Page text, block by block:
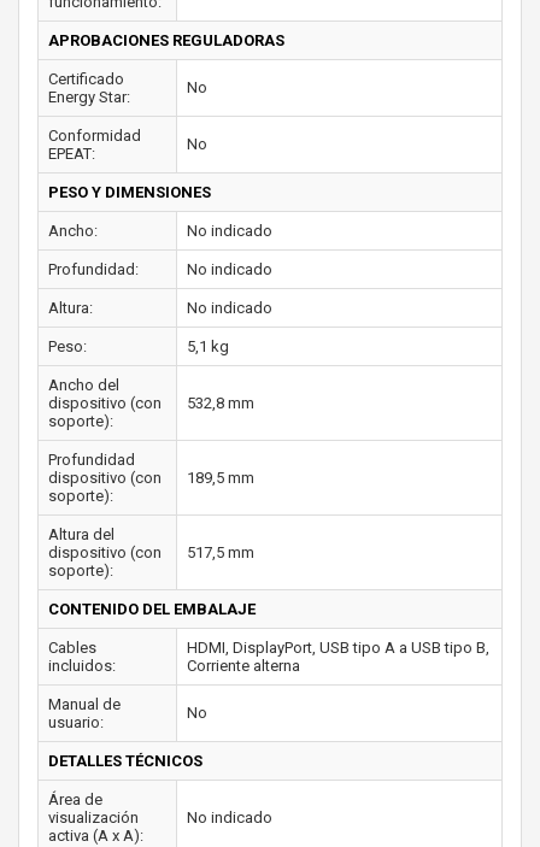
APROBACIONES REGULADORAS
Certificado
Energy Star:
No
Conformidad
EPEAT:
No
PESO Y DIMENSIONES
Ancho: No indicado
Profundidad: No indicado
Altura: No indicado
Peso: 5,1 kg
Ancho del
dispositivo (con
soporte):
532,8 mm
Profundidad
dispositivo (con
soporte):
189,5 mm
Altura del
dispositivo (con
soporte):
517,5 mm
CONTENIDO DEL EMBALAJE
Cables
incluidos:
HDMI, DisplayPort, USB tipo A a USB tipo B,
Corriente alterna
Manual de
usuario:
No
DETALLES TÉCNICOS
Área de
visualización
activa (A x A):
No indicado